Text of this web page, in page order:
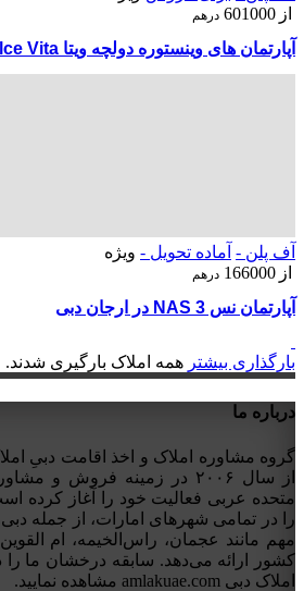
از 601000 درهم
آپارتمان های وینستوره دولچه ویتا Vincitore Dolce Vita
آف پلن - آماده تحویل - ویژه
از 166000 درهم
آپارتمان نس NAS 3 در ارجان دبی
بارگذاری بیشتر همه املاک بارگیری شدند.
درباره ما
از سال ۲۰۰۶ در زمینه فروش و
متحده عربی فعالیت خود را آغاز کرده
را در تمامی شهرهای امارات، از جمله
مهم مانند عجمان، راس‌الخیمه، ام
کشور ارائه می‌دهد. سابقه درخشان ما
املاک دبی amlakuae.com مشاهده نمایید.